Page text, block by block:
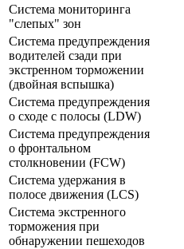
Система мониторинга
"слепых" зон
Система предупреждения
водителей сзади при
экстренном торможении
(двойная вспышка)
Система предупреждения
о сходе с полосы (LDW)
Система предупреждения
о фронтальном
столкновении (FCW)
Система удержания в
полосе движения (LCS)
Система экстренного
торможения при
обнаружении пешеходов